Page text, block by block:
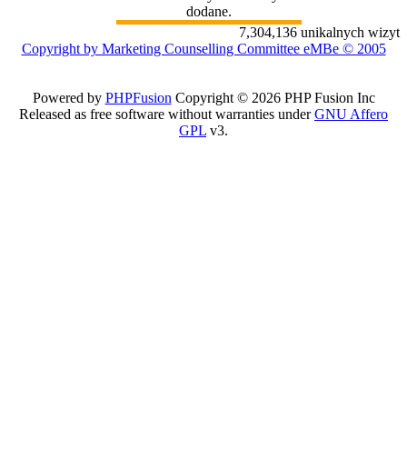
dodane.
7,304,136 unikalnych wizyt
Copyright by Marketing Counselling Committee eMBe © 2005
Powered by PHPFusion Copyright © 2026 PHP Fusion Inc
Released as free software without warranties underGNU Affero
GPL v3.